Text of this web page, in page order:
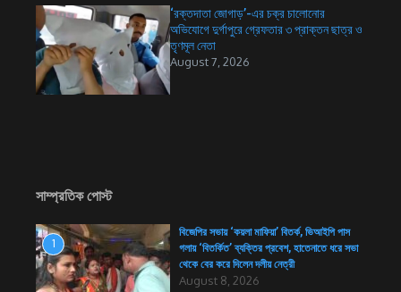
‘রক্তদাতা জোগাড়’-এর চক্র চালোনোর
অভিযোগে দুর্গাপুরে গ্রেফতার ৩ প্রাক্তন ছাত্র ও
তৃণমূল নেতা
August 7, 2026
সাম্প্রতিক পোস্ট
1
বিজেপির সভায় ‘কয়লা মাফিয়া’ বিতর্ক, ভিআইপি পাস
গলায় ‘বিতর্কিত’ ব্যক্তির প্রবেশ, হাতেনাতে ধরে সভা
থেকে বের করে দিলেন দলীয় নেত্রী
August 8, 2026